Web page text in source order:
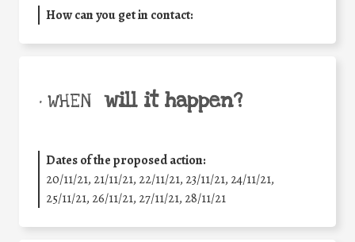
How can you get in contact:
• WHEN will it happen?
Dates of the proposed action:
20/11/21, 21/11/21, 22/11/21, 23/11/21, 24/11/21,
25/11/21, 26/11/21, 27/11/21, 28/11/21